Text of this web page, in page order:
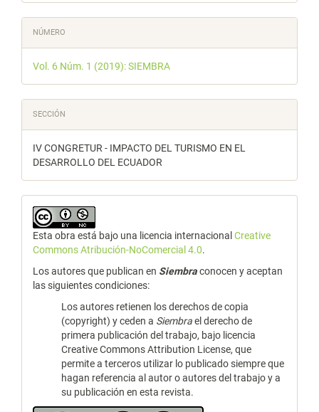
NÚMERO
Vol. 6 Núm. 1 (2019): SIEMBRA
SECCIÓN
IV CONGRETUR - IMPACTO DEL TURISMO EN EL
DESARROLLO DEL ECUADOR
Esta obra está bajo una licencia internacional Creative
Commons Atribución-NoComercial 4.0.
Los autores que publican en Siembraconocen y aceptan
las siguientes condiciones:
Los autores retienen los derechos de copia
(copyright) y ceden a Siembrael derecho de
primera publicación del trabajo, bajo licencia
Creative Commons Attribution License, que
permite a terceros utilizar lo publicado siempre que
hagan referencia al autor o autores del trabajo y a
su publicación en esta revista.